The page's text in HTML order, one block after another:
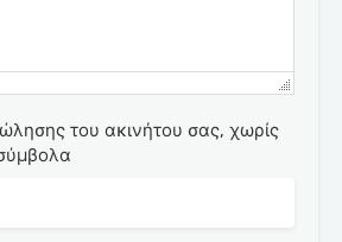
του ακινήτου σας, χωρίς